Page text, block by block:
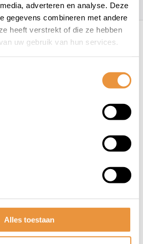
adverteren en analyse. Deze
gegevens combineren met andere
heeft verstrekt of die ze hebben
uw gebruik van hun services.
Alles toestaan
112 Links